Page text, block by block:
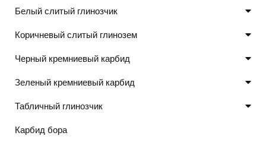
Белый слитый глинозчик
Коричневый слитый глинозем
Черный кремниевый карбид
Зеленый кремниевый карбид
Табличный глинозчик
Карбид бора